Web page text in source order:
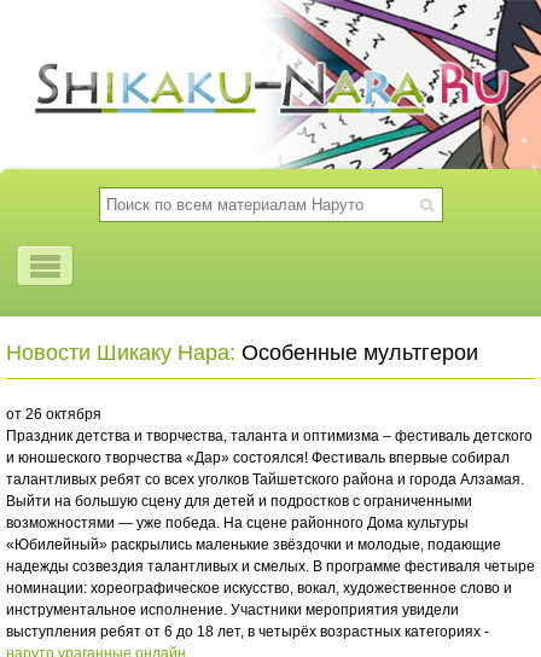
Новости Шикаку Нара: Особенные мультгерои
от 26 октября
Праздник детства и творчества, таланта и оптимизма – фестиваль детского
и юношеского творчества «Дар» состоялся! Фестиваль впервые собирал
талантливых ребят со всех уголков Тайшетского района и города Алзамая.
Выйти на большую сцену для детей и подростков с ограниченными
возможностями — уже победа. На сцене районного Дома культуры
«Юбилейный» раскрылись маленькие звёздочки и молодые, подающие
надежды созвездия талантливых и смелых. В программе фестиваля четыре
номинации: хореографическое искусство, вокал, художественное слово и
инструментальное исполнение. Участники мероприятия увидели
выступления ребят от 6 до 18 лет, в четырёх возрастных категориях -
наруто ураганные онлайн.